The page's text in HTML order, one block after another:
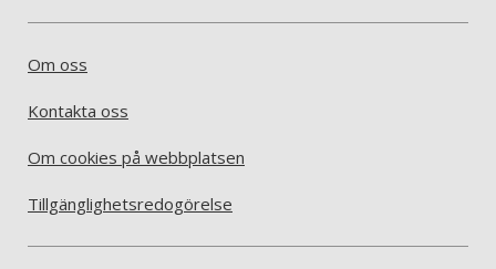
Om oss
Kontakta oss
Om cookies på webbplatsen
Tillgänglighetsredogörelse